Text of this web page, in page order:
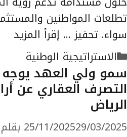
تطلعات المواطنين
سواء. تحفيز … إقرأ المزيد
التصنيفات
الاستراتيجية الوطنية
سمو ولي العهد يوجه
التصرف العقاري عن
الرياض
25/11/202529/03/2025 بقلم